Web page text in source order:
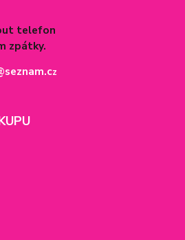
telefon
zpátky.
z